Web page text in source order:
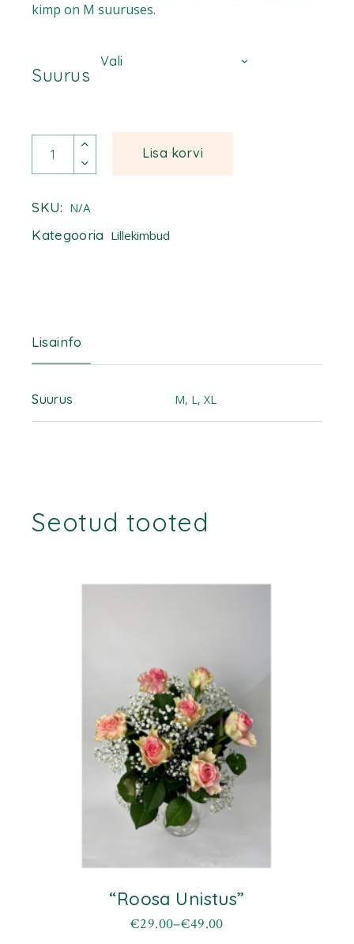
kimp on M suuruses.
Suurus
Vali
"Roosa unenägu" quantity
Lisa korvi
SKU: N/A
Kategooria Lillekimbud
Lisainfo
Suurus M, L, XL
Seotud tooted
“Roosa Unistus”
€29.00–€49.00
Hinnavahemik: